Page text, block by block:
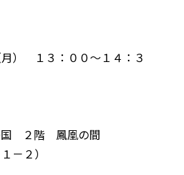
） １３：００～１４：３
国 ２階 鳳凰の間
－１－２）